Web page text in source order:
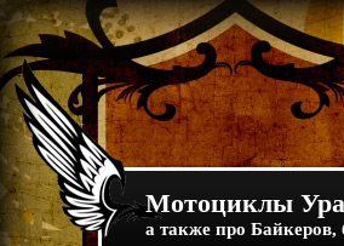
Мотоциклы
а также про Байкеров,